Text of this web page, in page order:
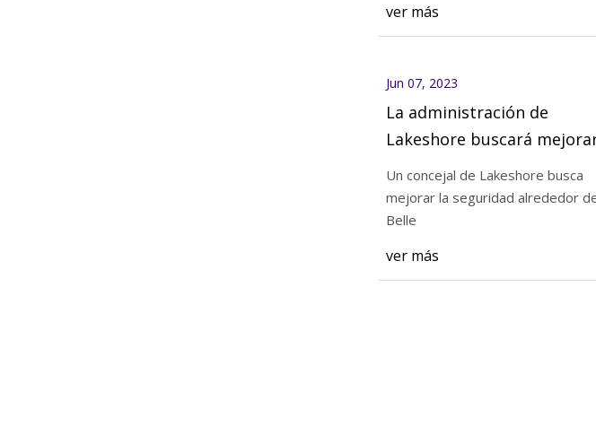
ver más
Jun 07, 2023
La administración de
Lakeshore buscará
seguridad alrededor de
River Marina
Un concejal de Lakeshore busca
mejorar la seguridad alrededor
Belle
ver más